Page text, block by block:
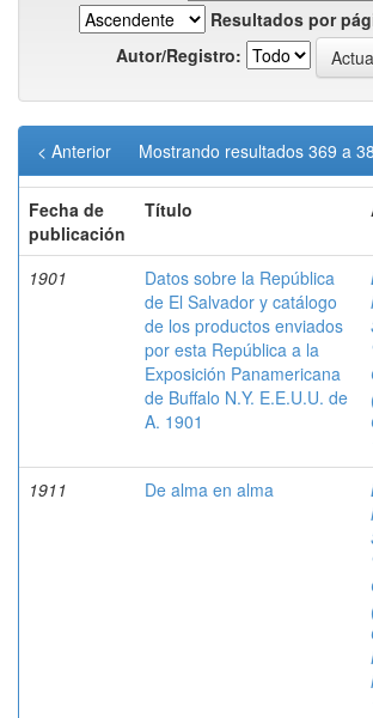
Resultados por
Autor/Registro:
Mostrando resultados 369 a
< Anterior
Fecha de
publicación
Título
1901
Datos sobre la República
de El Salvador y catálogo
de los productos enviados
por esta República a la
Exposición Panamericana
de Buffalo N.Y. E.E.U.U. de
A. 1901
1911
De alma en alma